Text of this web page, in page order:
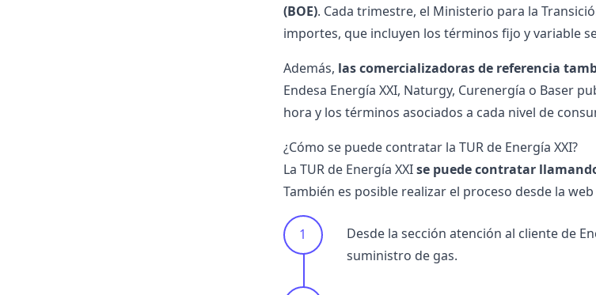
(BOE). Cada trimestre, el Ministerio para la
importes, que incluyen los términos fijo y variable
Además, las comercializadoras de referencia
Endesa Energía XXI, Naturgy, Curenergía o Baser
hora y los términos asociados a cada nivel de
¿Cómo se puede contratar la TUR de Energía XXI?
La TUR de Energía XXIse puede contratar
También es posible realizar el proceso desde la
Desde la sección atención al cliente de
suministro de gas.